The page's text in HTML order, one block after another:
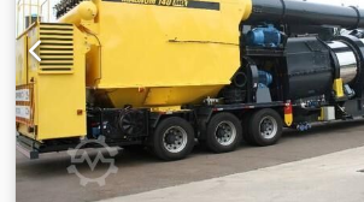
automatic and manual control system
Garantie Eingabefehler und Irrtümer in
werden ausdrücklich vorbehalten.
allein die konkreten Vereinbarungen in
Auftragsbestätigung bzw. im
Iepfx Antok weitere Baumaschinen und
unserer Webseite Weitere Informationen
Verwendungszweck: Bauwesen,